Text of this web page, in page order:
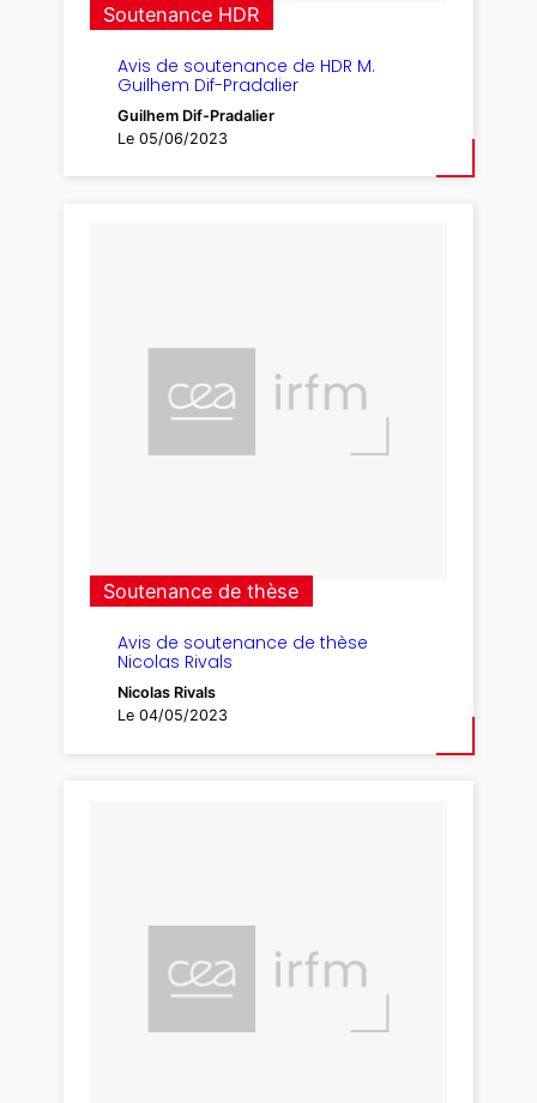
Soutenance HDR
Avis de soutenance de HDR M.
Guilhem Dif-Pradalier
Guilhem Dif-Pradalier
Le 05/06/2023
Soutenance de thèse
Avis de soutenance de thèse
Nicolas Rivals
Nicolas Rivals
Le 04/05/2023